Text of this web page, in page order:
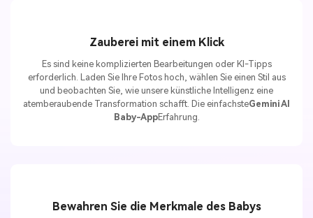
Zauberei mit einem Klick
Es sind keine komplizierten Bearbeitungen oder KI-Tipps
erforderlich. Laden Sie Ihre Fotos hoch, wählen Sie einen Stil aus
und beobachten Sie, wie unsere künstliche Intelligenz eine
atemberaubende Transformation schafft. Die einfachsteGemini AI
Baby-AppErfahrung.
Bewahren Sie die Merkmale des Babys